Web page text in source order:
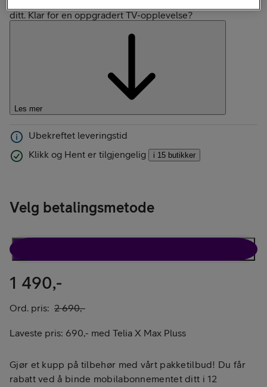
ditt. Klar for en oppgradert TV-opplevelse?
Les mer
Ubekreftet leveringstid
Klikk og Hent er tilgjengelig
i 15 butikker
Velg betalingsmetode
1 490,-
Ord. pris: 2 690,-
Laveste pris: 690,- med Telia X Max Pluss
Gjør et kupp på tilbehør med vårt pakketilbud! Du får
rabatt ved å binde mobilabonnementet ditt i 12